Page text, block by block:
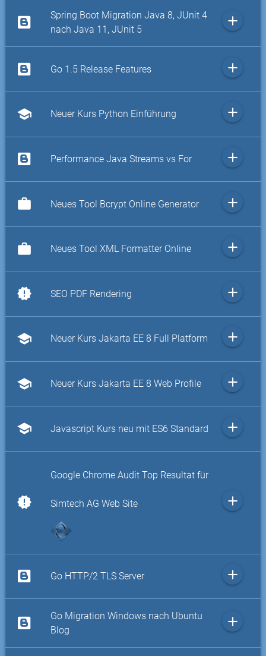
Spring Boot Migration Java 8, JUnit 4
nach Java 11, JUnit 5
add
Go 1.5 Release Features add
school Neuer Kurs Python Einführung add
Performance Java Streams vs For add
work Neues Tool Bcrypt Online Generator add
work Neues Tool XML Formatter Online add
new_releases SEO PDF Rendering add
school Neuer Kurs Jakarta EE 8 Full Platform add
school Neuer Kurs Jakarta EE 8 Web Profile add
school Javascript Kurs neu mit ES6 Standard add
new_releases
Google Chrome Audit Top Resultat für
Simtech AG Web Site add
Go HTTP/2 TLS Server add
Go Migration Windows nach Ubuntu
Blog
add